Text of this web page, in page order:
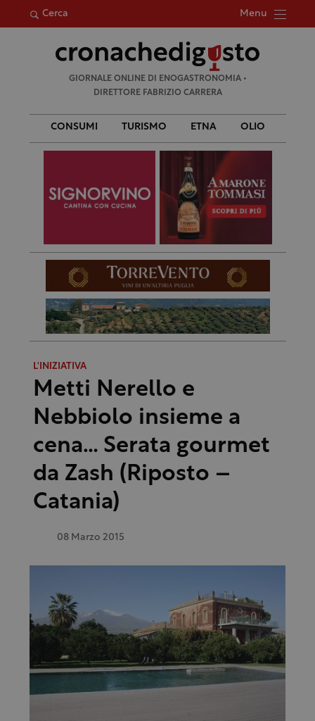
Cerca Menu
per:
GIORNALE ONLINE DI ENOGASTRONOMIA •
DIRETTORE FABRIZIO CARRERA
CONSUMI TURISMO ETNA OLIO
L'INIZIATIVA
Metti Nerello e
Nebbiolo insieme a
cena… Serata gourmet
da Zash (Riposto –
Catania)
08 Marzo 2015